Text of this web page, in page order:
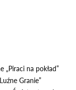
na pokład”
Granie”